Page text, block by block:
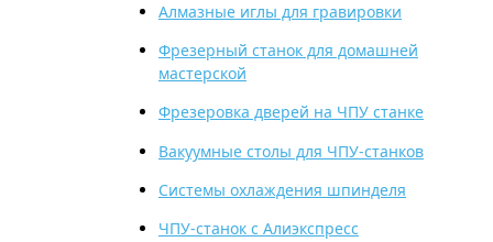
Алмазные иглы для гравировки
Фрезерный станок для домашней
мастерской
Фрезеровка дверей на ЧПУ станке
Вакуумные столы для ЧПУ-станков
Системы охлаждения шпинделя
ЧПУ-станок с Алиэкспресс